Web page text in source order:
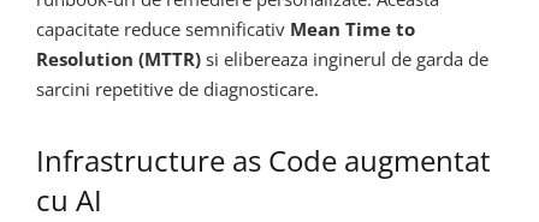
capacitate reduce semnificativ Mean Time to
Resolution (MTTR) si elibereaza inginerul de garda de
sarcini repetitive de diagnosticare.
Infrastructure as Code augmentat
cu AI